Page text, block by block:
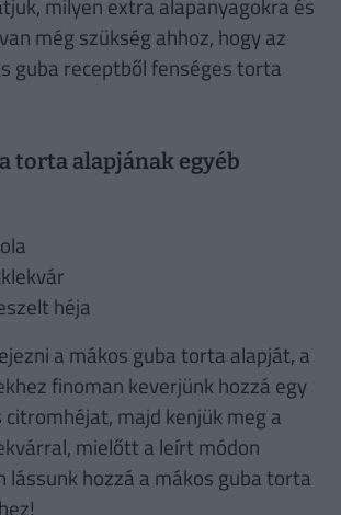
még szükség ahhoz, hogy az
guba receptből fenséges torta
torta alapjának egyéb
héja
a mákos guba torta alapját, a
finoman keverjünk hozzá egy
majd kenjük meg a
mielőtt a leírt módon
lássunk hozzá a mákos guba torta